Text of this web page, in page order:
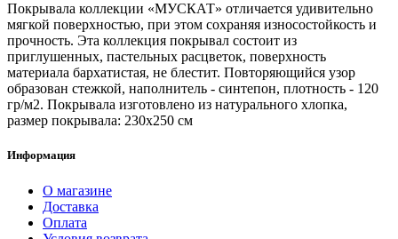
Покрывала коллекции «МУСКАТ» отличается удивительно
мягкой поверхностью, при этом сохраняя износостойкость и
прочность. Эта коллекция покрывал состоит из
приглушенных, пастельных расцветок, поверхность
материала бархатистая, не блестит. Повторяющийся узор
образован стежкой, наполнитель - синтепон, плотность - 120
гр/м2. Покрывала изготовлено из натурального хлопка,
размер покрывала: 230х250 см
Информация
О магазине
Доставка
Оплата